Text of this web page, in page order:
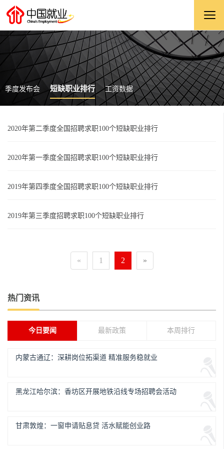
季度发布会 短缺职业排行 工资数据
2020年第二季度全国招聘求职100个短缺职业排行
2020年第一季度全国招聘求职100个短缺职业排行
2019年第四季度全国招聘求职100个短缺职业排行
2019年第三季度招聘求职100个短缺职业排行
« 1 2 »
热门资讯
今日要闻 最新政策 本周排行
内蒙古通辽：深耕岗位拓渠道 精准服务稳就业
黑龙江哈尔滨：香坊区开展地铁沿线专场招聘会活动
甘肃敦煌：一窗申请贴息贷 活水赋能创业路